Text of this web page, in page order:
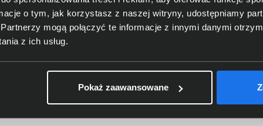
o tym, jak korzystasz z naszej witryny, udostępniamy
mogą połączyć te informacje z innymi danymi
z ich usług.
Pokaż zaawansowane
– różne światy, różne
Snapdragon, a tymi od Intela, czy AMD leży w
oryginalnie Acorn RISC Machine), znanej głównie z
dekad napędza głównie pecety oraz laptopy.